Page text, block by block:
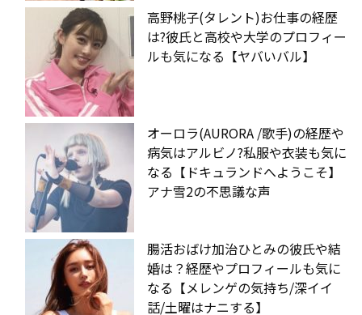
高野桃子(タレント)お仕事の経歴
は?彼氏と高校や大学のプロフィー
ルも気になる【ヤバいバル】
オーロラ(AURORA /歌手)の経歴や
病気はアルビノ?私服や衣装も気に
なる【ドキュランドへようこそ】
アナ雪2の不思議な声
腸活おばけ加治ひとみの彼氏や結
婚は？経歴やプロフィールも気に
なる【メレンゲの気持ち/深イイ
話/土曜はナニする】